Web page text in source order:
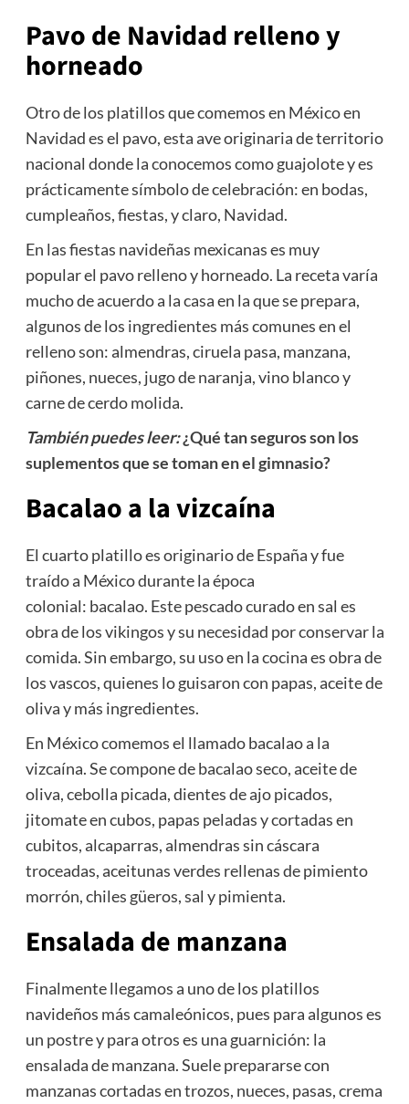
Pavo de Navidad relleno y
horneado
Otro de los platillos que comemos en México en
Navidad es el pavo, esta ave originaria de territorio
nacional donde la conocemos como guajolote y es
prácticamente símbolo de celebración: en bodas,
cumpleaños, fiestas, y claro, Navidad.
En las fiestas navideñas mexicanas es muy
popular el pavo relleno y horneado. La receta varía
mucho de acuerdo a la casa en la que se prepara,
algunos de los ingredientes más comunes en el
relleno son: almendras, ciruela pasa, manzana,
piñones, nueces, jugo de naranja, vino blanco y
carne de cerdo molida.
También puedes leer: ¿Qué tan seguros son los
suplementos que se toman en el gimnasio?
Bacalao a la vizcaína
El cuarto platillo es originario de España y fue
traído a México durante la época
colonial: bacalao. Este pescado curado en sal es
obra de los vikingos y su necesidad por conservar la
comida. Sin embargo, su uso en la cocina es obra de
los vascos, quienes lo guisaron con papas, aceite de
oliva y más ingredientes.
En México comemos el llamado bacalao a la
vizcaína. Se compone de bacalao seco, aceite de
oliva, cebolla picada, dientes de ajo picados,
jitomate en cubos, papas peladas y cortadas en
cubitos, alcaparras, almendras sin cáscara
troceadas, aceitunas verdes rellenas de pimiento
morrón, chiles güeros, sal y pimienta.
Ensalada de manzana
Finalmente llegamos a uno de los platillos
navideños más camaleónicos, pues para algunos es
un postre y para otros es una guarnición: la
ensalada de manzana. Suele prepararse con
manzanas cortadas en trozos, nueces, pasas, crema